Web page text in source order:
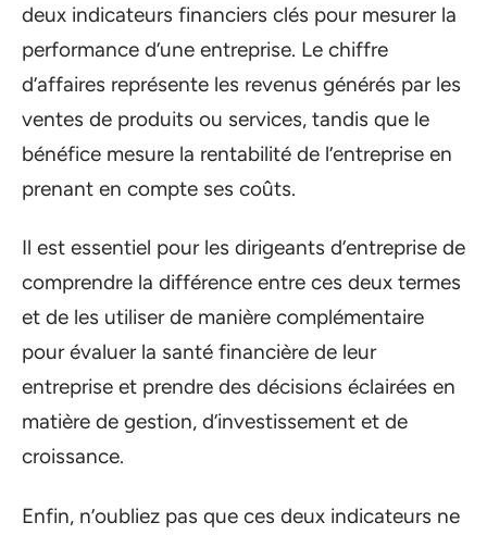
deux indicateurs financiers clés pour mesurer la
performance d’une entreprise. Le chiffre
d’affaires représente les revenus générés par les
ventes de produits ou services, tandis que le
bénéfice mesure la rentabilité de l’entreprise en
prenant en compte ses coûts.
Il est essentiel pour les dirigeants d’entreprise de
comprendre la différence entre ces deux termes
et de les utiliser de manière complémentaire
pour évaluer la santé financière de leur
entreprise et prendre des décisions éclairées en
matière de gestion, d’investissement et de
croissance.
Enfin, n’oubliez pas que ces deux indicateurs ne